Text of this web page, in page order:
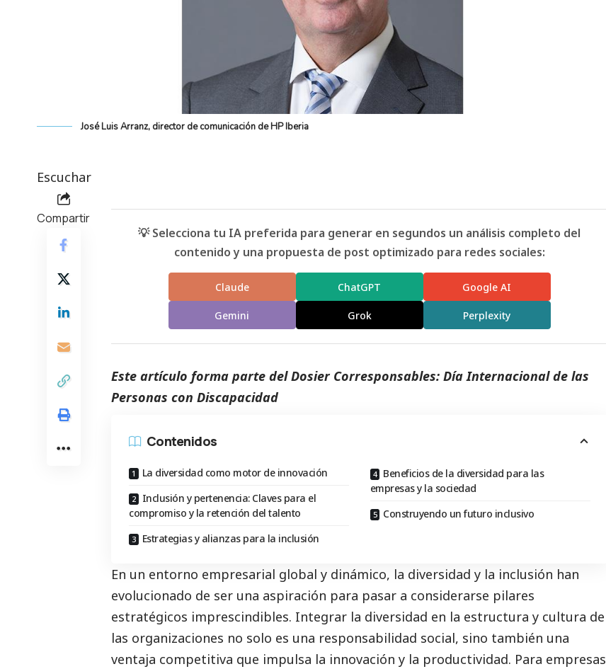
José Luis Arranz, director de comunicación de HP Iberia
Escuchar
Compartir
💡 Selecciona tu IA preferida para generar en segundos un análisis completo del
contenido y una propuesta de post optimizado para redes sociales:
Claude ChatGPT Google AI
Gemini Grok Perplexity
Este artículo forma parte delDosier Corresponsables: Día Internacional de las
Personas con Discapacidad
Contenidos
La diversidad como motor de innovación
Inclusión y pertenencia: Claves para el
compromiso y la retención del talento
Estrategias y alianzas para la inclusión
Beneficios de la diversidad para las
empresas y la sociedad
Construyendo un futuro inclusivo
En un entorno empresarial global y dinámico, la diversidad y la inclusión han
evolucionado de ser una aspiración para pasar a considerarse pilares
estratégicos imprescindibles. Integrar la diversidad en la estructura y cultura de
las organizaciones no solo es una responsabilidad social, sino también una
ventaja competitiva que impulsa la innovación y la productividad. Para empresas